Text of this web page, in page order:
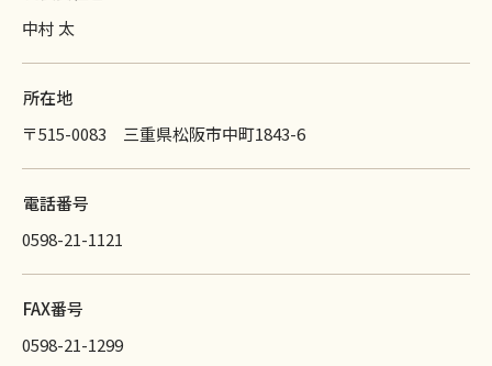
中村 太
所在地
〒515-0083 三重県松阪市中町1843-6
電話番号
0598-21-1121
FAX番号
0598-21-1299